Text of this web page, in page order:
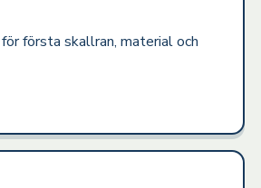
första skallran, material och